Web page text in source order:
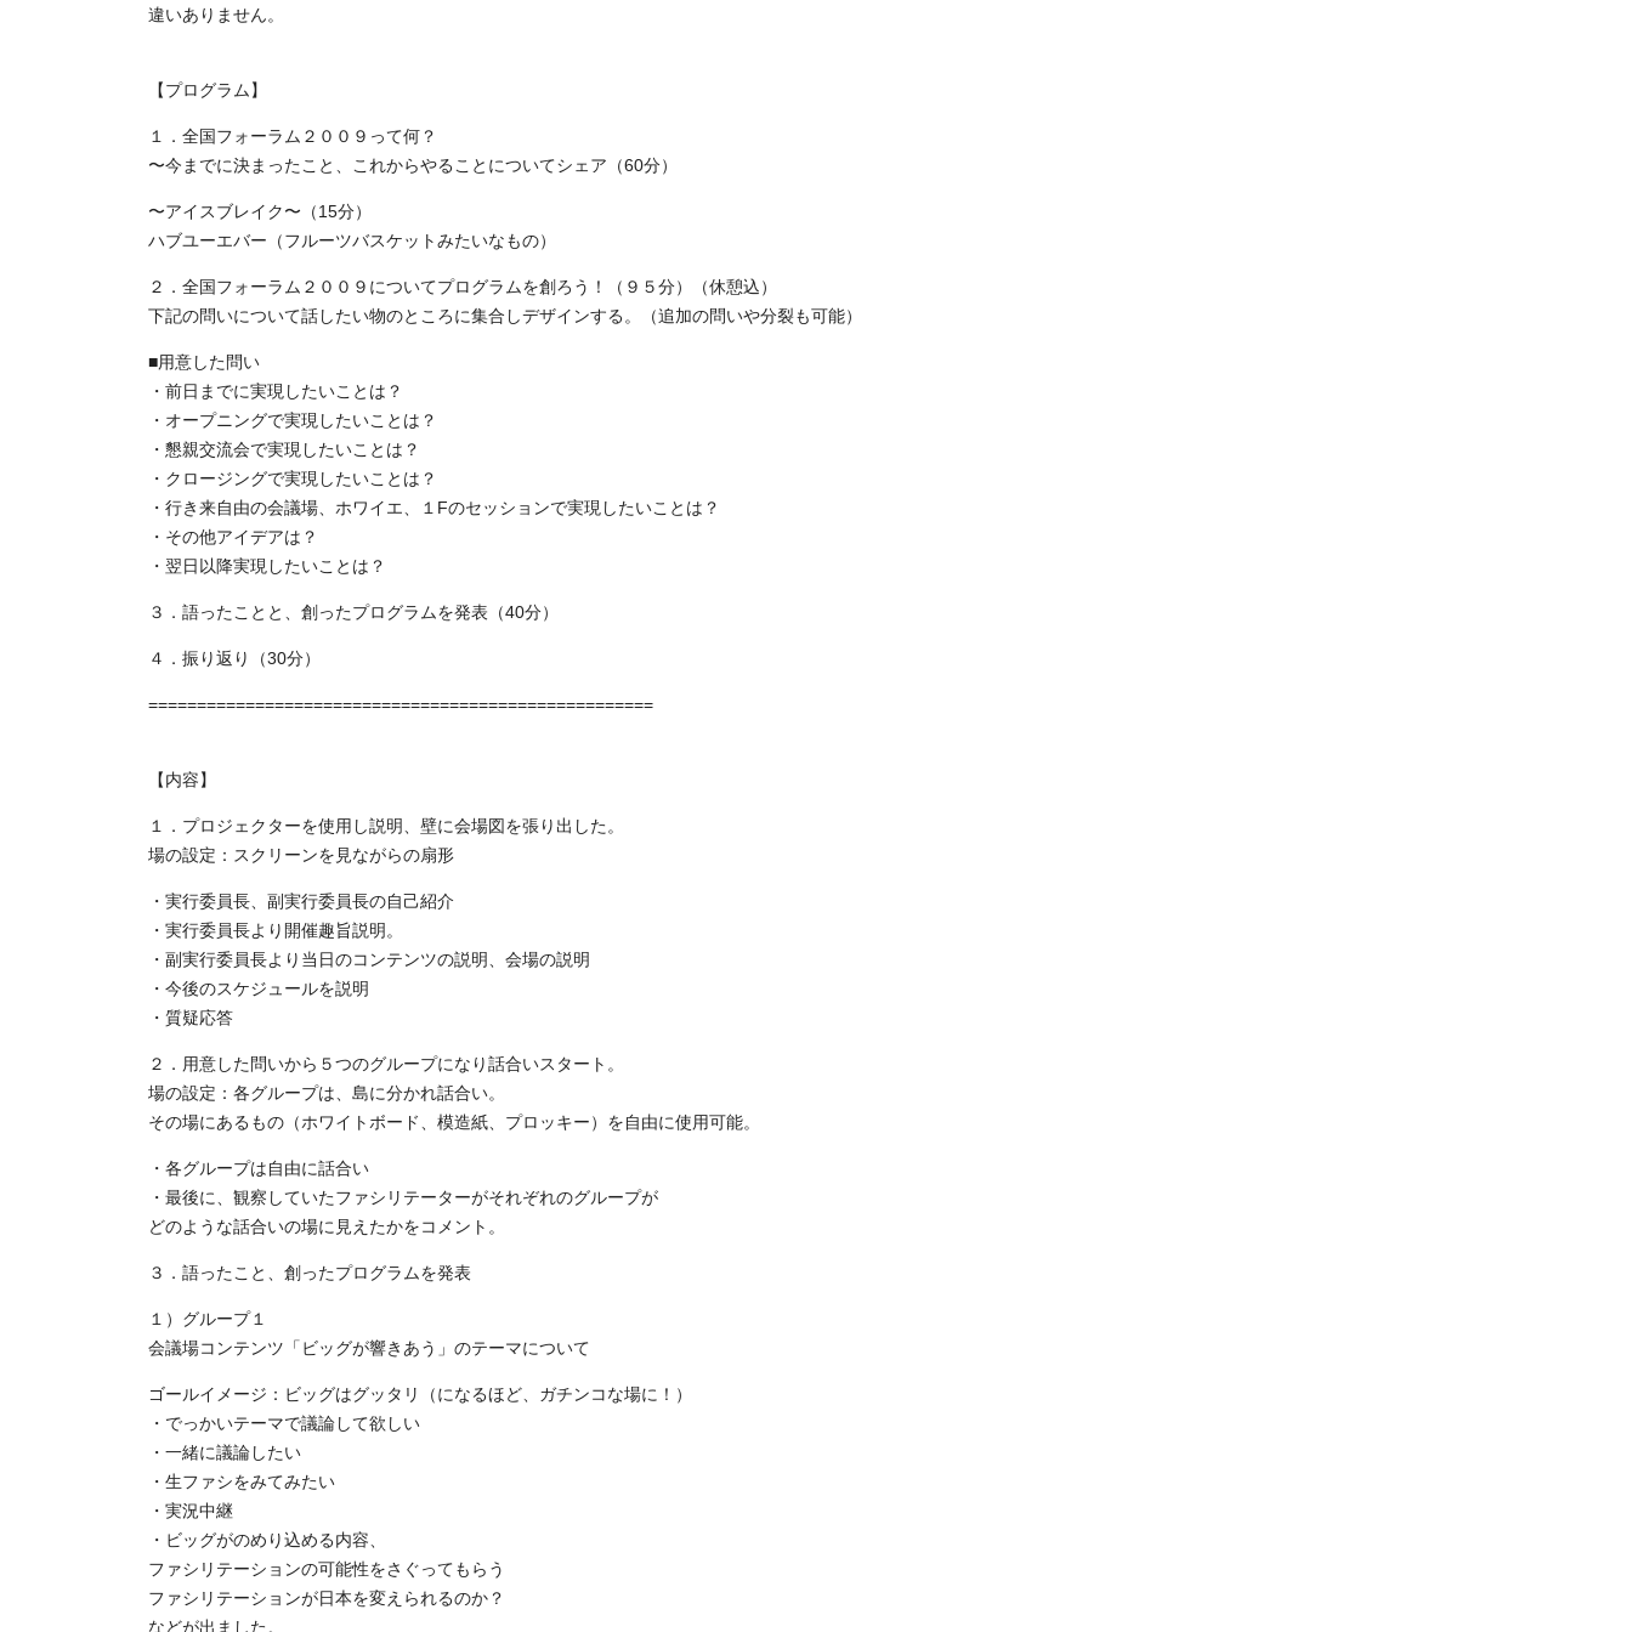
違いありません。
【プログラム】
１．全国フォーラム２００９って何？
〜今までに決まったこと、これからやることについてシェア（60分）
〜アイスブレイク〜（15分）
ハブユーエバー（フルーツバスケットみたいなもの）
２．全国フォーラム２００９についてプログラムを創ろう！（９５分）（休憩込）
下記の問いについて話したい物のところに集合しデザインする。（追加の問いや分裂も可能）
■用意した問い
・前日までに実現したいことは？
・オープニングで実現したいことは？
・懇親交流会で実現したいことは？
・クロージングで実現したいことは？
・行き来自由の会議場、ホワイエ、１Fのセッションで実現したいことは？
・その他アイデアは？
・翌日以降実現したいことは？
３．語ったことと、創ったプログラムを発表（40分）
４．振り返り（30分）
====================================================
【内容】
１．プロジェクターを使用し説明、壁に会場図を張り出した。
場の設定：スクリーンを見ながらの扇形
・実行委員長、副実行委員長の自己紹介
・実行委員長より開催趣旨説明。
・副実行委員長より当日のコンテンツの説明、会場の説明
・今後のスケジュールを説明
・質疑応答
２．用意した問いから５つのグループになり話合いスタート。
場の設定：各グループは、島に分かれ話合い。
その場にあるもの（ホワイトボード、模造紙、プロッキー）を自由に使用可能。
・各グループは自由に話合い
・最後に、観察していたファシリテーターがそれぞれのグループが
どのような話合いの場に見えたかをコメント。
３．語ったこと、創ったプログラムを発表
１）グループ１
会議場コンテンツ「ビッグが響きあう」のテーマについて
ゴールイメージ：ビッグはグッタリ（になるほど、ガチンコな場に！）
・でっかいテーマで議論して欲しい
・一緒に議論したい
・生ファシをみてみたい
・実況中継
・ビッグがのめり込める内容、
ファシリテーションの可能性をさぐってもらう
ファシリテーションが日本を変えられるのか？
などが出ました。